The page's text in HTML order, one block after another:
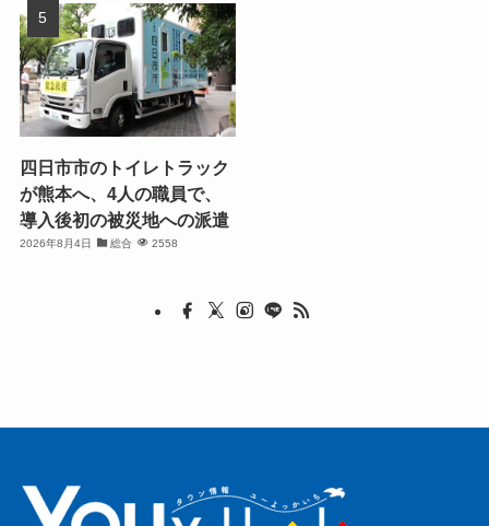
四日市市のトイレトラック
が熊本へ、4人の職員で、
導入後初の被災地への派遣
2026年8月4日 総合 2558